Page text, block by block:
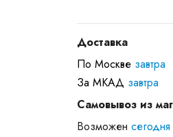
Доставка
По Москве завтра
За МКАД завтра
Самовывоз из
Возможен сегодня